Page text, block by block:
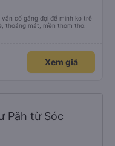
cố gắng đợi để mình ko trễ
thoáng mát, mền thơm tho.
Xem giá
Păh từ Sóc